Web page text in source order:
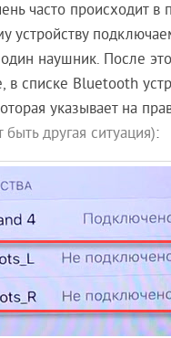
часто происходит
устройству
один наушник. После
в списке Bluetooth
указывает на
другая ситуация):